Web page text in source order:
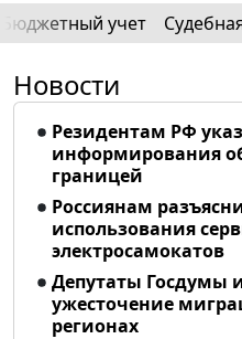
Бюджетный учет
Новости
Резидентам РФ
информирования
границей
Россиянам
использования
электросамокатов
Депутаты Госдумы
ужесточение
регионах